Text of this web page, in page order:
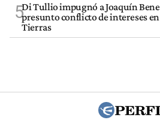
5Di Tullio impugnó a Joaquín
presunto conflicto de intereses en
Tierras